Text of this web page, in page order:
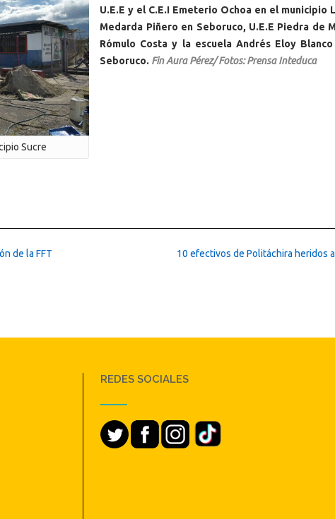
Sucre
U.E.E y el C.E.I Emeterio Ochoa en el municipio
Medarda Piñero en Seboruco, U.E.E Piedra de
Rómulo Costa y la escuela Andrés Eloy
Seboruco. Fin Aura Pérez/ Fotos: Prensa Inteduca
10 efectivos de Politáchira heridos
de la FFT
REDES SOCIALES